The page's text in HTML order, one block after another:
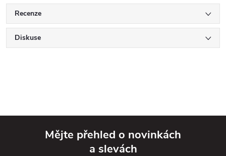
Recenze
Diskuse
Mějte přehled o novinkách
a slevách